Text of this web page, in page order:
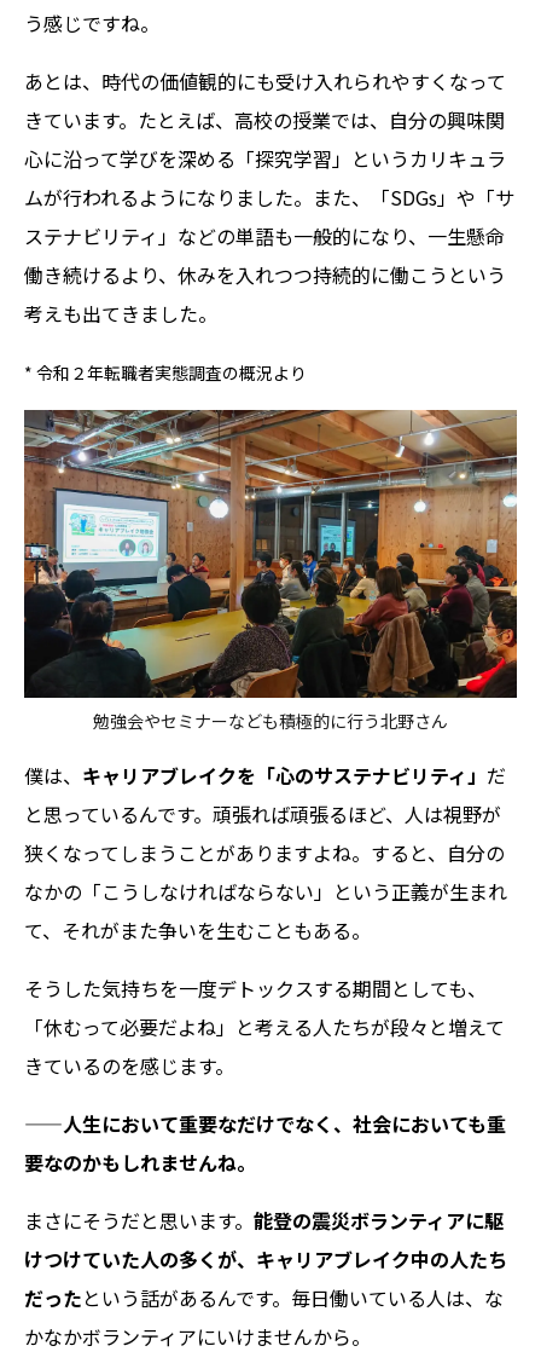
う感じですね。
あとは、時代の価値観的にも受け入れられやすくなって
きています。たとえば、高校の授業では、自分の興味関
心に沿って学びを深める「探究学習」というカリキュラ
ムが行われるようになりました。また、「SDGs」や「サ
ステナビリティ」などの単語も一般的になり、一生懸命
働き続けるより、休みを入れつつ持続的に働こうという
考えも出てきました。
* 令和２年転職者実態調査の概況より
勉強会やセミナーなども積極的に行う北野さん
僕は、 キャリアブレイクを「心のサステナビリティ」 だ
と思っているんです。頑張れば頑張るほど、人は視野が
狭くなってしまうことがありますよね。すると、自分の
なかの「こうしなければならない」という正義が生まれ
て、それがまた争いを生むこともある。
そうした気持ちを一度デトックスする期間としても、
「休むって必要だよね」と考える人たちが段々と増えて
きているのを感じます。
——人生において重要なだけでなく、社会においても重
要なのかもしれませんね。
まさにそうだと思います。 能登の震災ボランティアに駆
けつけていた人の多くが、キャリアブレイク中の人たち
だったという話があるんです。毎日働いている人は、な
かなかボランティアにいけませんから。